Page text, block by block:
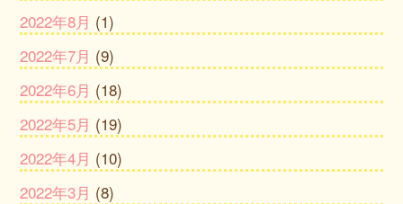
2022年8月 (1)
2022年7月 (9)
2022年6月 (18)
2022年5月 (19)
2022年4月 (10)
2022年3月 (8)